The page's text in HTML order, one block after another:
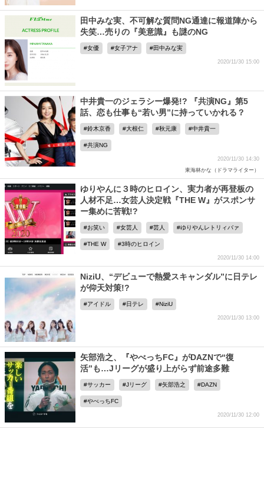
田中みな実、不可解な質問NG通達に報道陣から
失笑…売りの『美意識』も謎のNG
女優 女子アナ 田中みな実
2020/11/30 15:00
中井貴一のジェラシー爆発!? 『共演NG』第5
話、恋も仕事も“若い男”に持っていかれる？
鈴木京香 大根仁 秋元康 中井貴一
共演NG
2020/11/30 14:30
東海林かな（ドラマライター）
ゆりやんに３時のヒロイン、実力者が再登板の
人材不足…女芸人決定戦『THE W』がスポンサ
ー集めに苦戦!?
お笑い 女芸人 芸人 ゆりやんレトリィバァ
THE W 3時のヒロイン
2020/11/30 14:00
NiziU、“デビューで熱愛スキャンダル”に日テレ
が仰天対策!?
アイドル 日テレ NiziU
2020/11/30 13:00
矢部浩之、『やべっちFC』がDAZNで“復
活”も…Jリーグが盛り上がらず前途多難
サッカー Jリーグ 矢部浩之 DAZN
やべっちFC
2020/11/30 12:00